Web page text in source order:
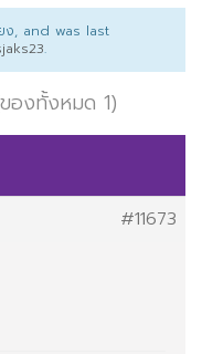
ง, and was last
.
องทั้งหมด 1)
#11673